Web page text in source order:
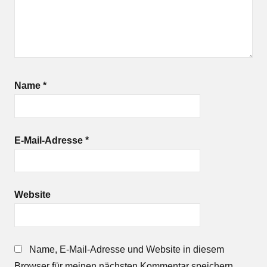
Name *
E-Mail-Adresse *
Website
Name, E-Mail-Adresse und Website in diesem